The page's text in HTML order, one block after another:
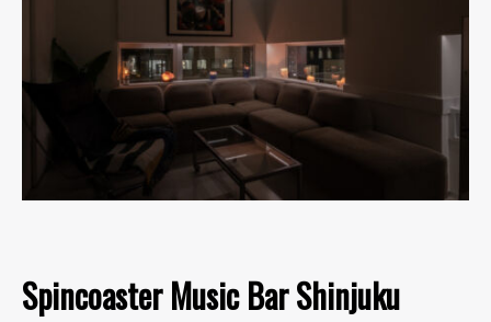
Spincoaster Music Bar Shinjuku